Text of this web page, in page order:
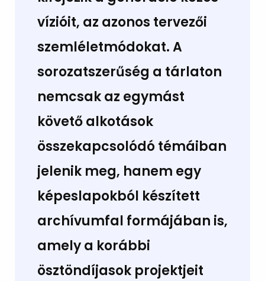
vízióit, az azonos tervezői
szemléletmódokat. A
sorozatszerűség a tárlaton
nemcsak az egymást
követő alkotások
összekapcsolódó témáiban
jelenik meg, hanem egy
képeslapokból készített
archívumfal formájában is,
amely a korábbi
ösztöndíjasok projektjeit